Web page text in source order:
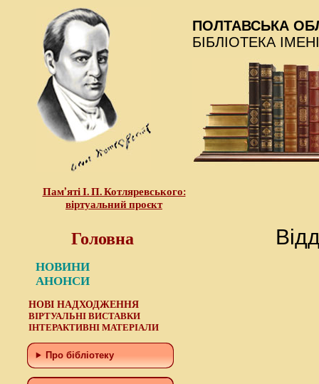
Пам’яті І. П. Котляревського:
віртуальний проєкт
ПОЛТАВСЬКА
БІБЛІОТЕКА
Головна
НОВИНИ
АНОНСИ
НОВІ НАДХОДЖЕННЯ
ВІРТУАЛЬНІ ВИСТАВКИ
ІНТЕРАКТИВНІ МАТЕРІАЛИ
Про бібліотеку